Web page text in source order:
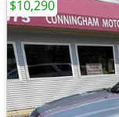
$10,290